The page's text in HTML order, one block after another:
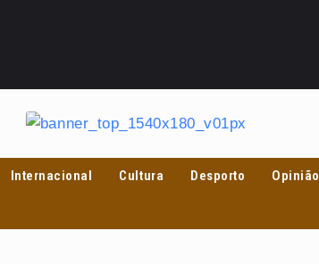
Internacional Cultura Desporto Opinião